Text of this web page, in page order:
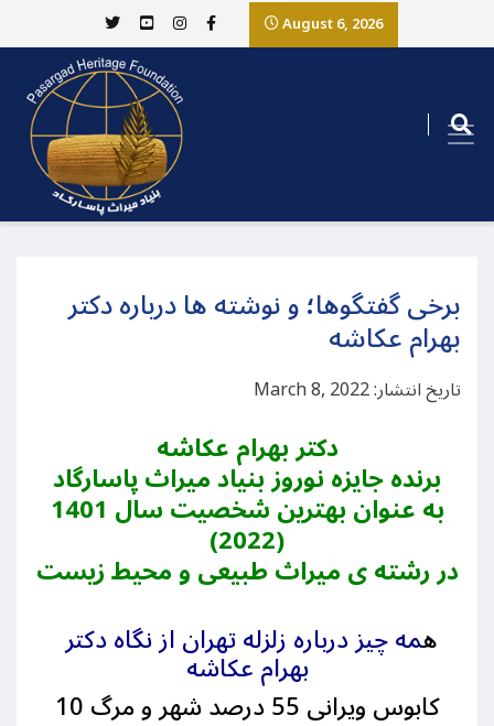
August 6, 2026
برخی گفتگوها؛ و نوشته ها درباره دکتر
بهرام عکاشه
تاریخ انتشار: March 8, 2022
دکتر بهرام عکاشه
برنده جایزه نوروز بنیاد میراث پاسارگاد
به عنوان بهترین شخصیت سال 1401
(2022)
در رشته ی میراث طبیعی و محیط زیست
همه چیز درباره زلزله تهران از نگاه دکتر
بهرام عکاشه
کابوس ویرانی 55 درصد شهر و مرگ 10